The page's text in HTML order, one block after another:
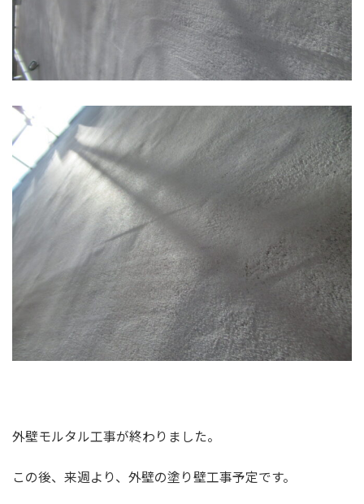
外壁モルタル工事が終わりました。
この後、来週より、外壁の塗り壁工事予定です。